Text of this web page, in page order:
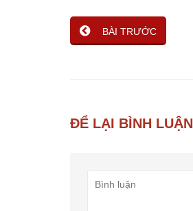
BÀI TRƯỚC
ĐỂ LẠI BÌNH LUẬN